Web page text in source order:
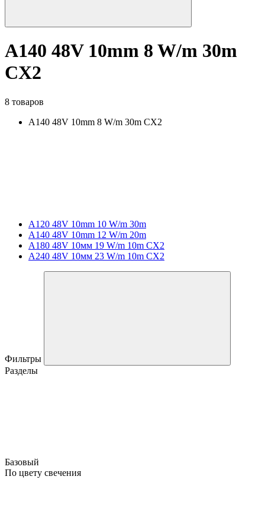
A140 48V 10mm 8 W/m 30m
CX2
8 товаров
A140 48V 10mm 8 W/m 30m CX2
A120 48V 10mm 10 W/m 30m
A140 48V 10mm 12 W/m 20m
A180 48V 10мм 19 W/m 10m CX2
A240 48V 10мм 23 W/m 10m CX2
Фильтры
Разделы
Базовый
По цвету свечения